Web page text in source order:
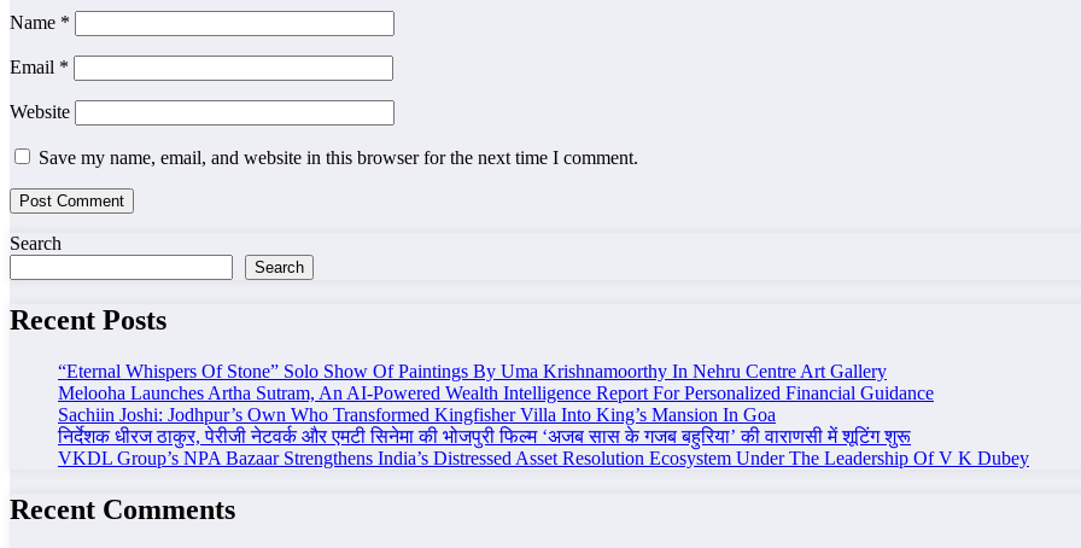
Name *
Email *
Website
Save my name, email, and website in this browser for the next time I comment.
Search
Search
Recent Posts
“Eternal Whispers Of Stone” Solo Show Of Paintings By Uma Krishnamoorthy In Nehru Centre Art Gallery
Melooha Launches Artha Sutram, An AI-Powered Wealth Intelligence Report For Personalized Financial Guidance
Sachiin Joshi: Jodhpur’s Own Who Transformed Kingfisher Villa Into King’s Mansion In Goa
निर्देशक धीरज ठाकुर, पेरीजी नेटवर्क और एमटी सिनेमा की भोजपुरी फिल्म ‘अजब सास के गजब बहुरिया’ की वाराणसी में शूटिंग शुरू
VKDL Group’s NPA Bazaar Strengthens India’s Distressed Asset Resolution Ecosystem Under The Leadership Of V K Dubey
Recent Comments